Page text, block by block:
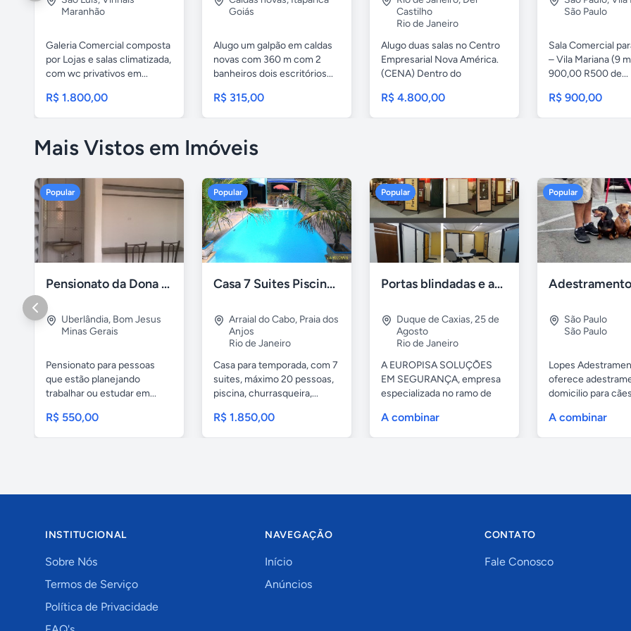
Maranhão
Galeria Comercial composta
por Lojas e salas climatizada,
com wc privativos em...
R$ 1.800,00
Goiás
Alugo um galpão em caldas
novas com 360 m com 2
banheiros dois escritórios...
R$ 315,00
Castilho
Rio de Janeiro
Alugo duas salas no Centro
Empresarial Nova América.
(CENA) Dentro do
R$ 4.800,00
São Paulo
Sala Comercial
– Vila Mariana (9
900,00 R500 de...
R$ 900,00
Mais Vistos em Imóveis
Popular
Pensionato da Dona Maria - Uberlândia/MG
Uberlândia, Bom Jesus
Minas Gerais
Pensionato para pessoas
que estão planejando
trabalhar ou estudar em...
R$ 550,00
Popular
Casa 7 Suites Piscina - Praia dos Anjos
Arraial do Cabo, Praia dos
Anjos
Rio de Janeiro
Casa para temporada, com 7
suites, máximo 20 pessoas,
piscina, churrasqueira,...
R$ 1.850,00
Popular
Portas blindadas e anti-arrombamento Europisa
Duque de Caxias,25 de
Agosto
Rio de Janeiro
A EUROPISA SOLUÇÕES
EM SEGURANÇA, empresa
especializada no ramo de
A combinar
Popular
São Paulo
São Paulo
Lopes
oferece
domicilio para
A combinar
INSTITUCIONAL
Sobre Nós
Termos de Serviço
Política de Privacidade
NAVEGAÇÃO
Início
Anúncios
CONTATO
Fale Conosco